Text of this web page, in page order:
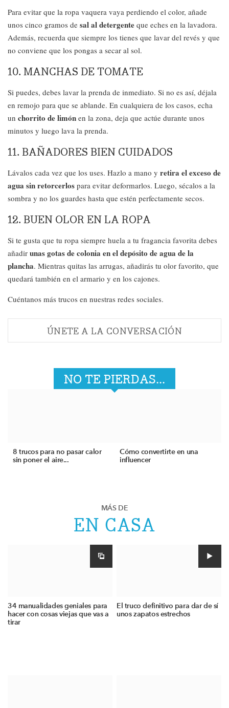
Para evitar que la ropa vaquera vaya perdiendo el color, añade
unos cinco gramos de sal al detergente que eches en la lavadora.
Además, recuerda que siempre los tienes que lavar del revés y que
no conviene que los pongas a secar al sol.
10. MANCHAS DE TOMATE
Si puedes, debes lavar la prenda de inmediato. Si no es así, déjala
en remojo para que se ablande. En cualquiera de los casos, echa
un chorrito de limón en la zona, deja que actúe durante unos
minutos y luego lava la prenda.
11. BAÑADORES BIEN CUIDADOS
Lávalos cada vez que los uses. Hazlo a mano y retira el exceso de
agua sin retorcerlos para evitar deformarlos. Luego, sécalos a la
sombra y no los guardes hasta que estén perfectamente secos.
12. BUEN OLOR EN LA ROPA
Si te gusta que tu ropa siempre huela a tu fragancia favorita debes
añadir unas gotas de colonia en el depósito de agua de la
plancha. Mientras quitas las arrugas, añadirás tu olor favorito, que
quedará también en el armario y en los cajones.
Cuéntanos más trucos en nuestras redes sociales.
ÚNETE A LA CONVERSACIÓN
NO TE PIERDAS...
8 trucos para no pasar calor
sin poner el aire...
Cómo convertirte en una
influencer
MÁS DE
EN CASA
34 manualidades geniales para
hacer con cosas viejas que vas a
tirar
El truco definitivo para dar de sí
unos zapatos estrechos